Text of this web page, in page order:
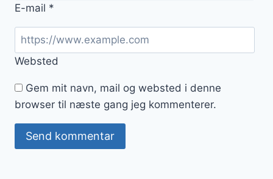
E-mail *
Websted
Gem mit navn, mail og websted i denne
browser til næste gang jeg kommenterer.